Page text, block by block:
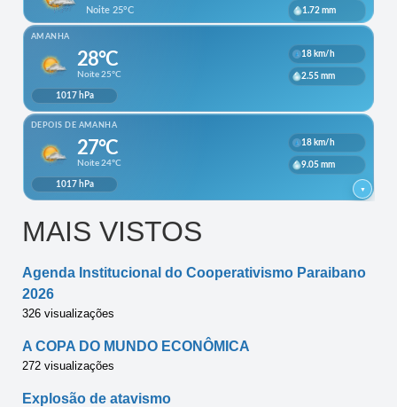
MAIS VISTOS
Agenda Institucional do Cooperativismo Paraibano
2026
326 visualizações
A COPA DO MUNDO ECONÔMICA
272 visualizações
Explosão de atavismo